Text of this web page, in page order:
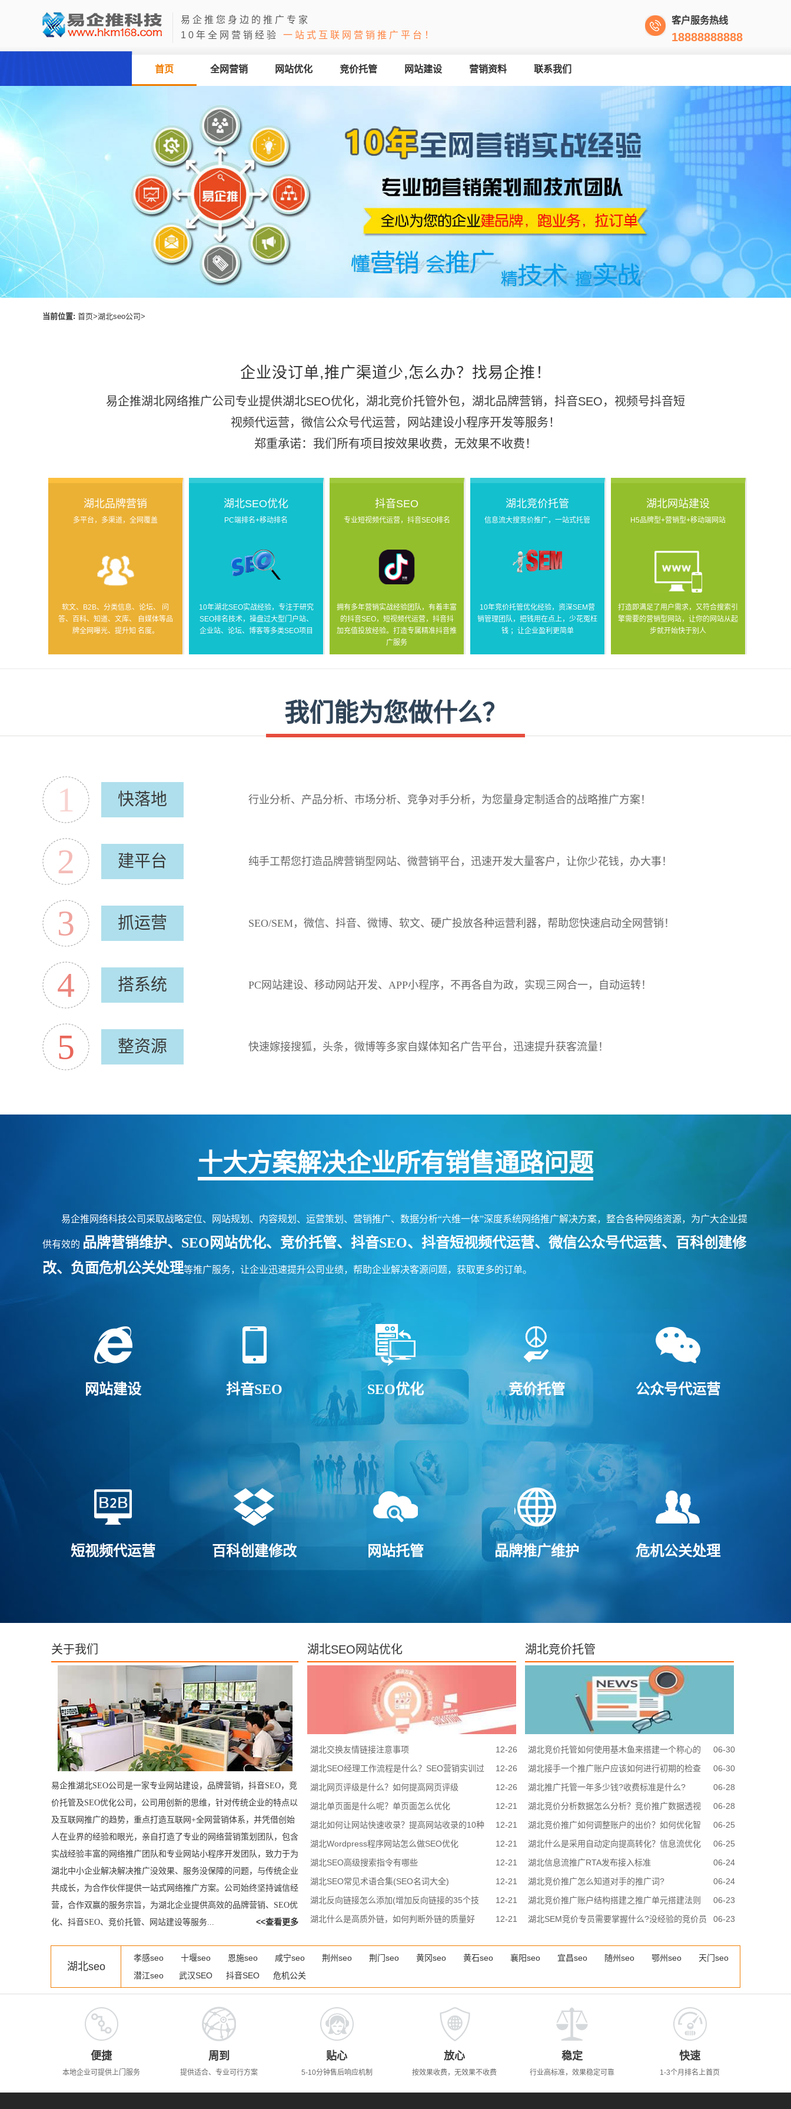
易企推您身边的推广专家
10年全网营销经验
一站式互联网营销推广平台！
客户服务热线
18888888888
首页 全网营销 网站优化 竞价托管 网站建设 营销资料 联系我们
当前位置: 首页>湖北seo公司>
企业没订单,推广渠道少,怎么办？找易企推！
易企推湖北网络推广公司专业提供湖北SEO优化，湖北竞价托管外包，湖北品牌营销，抖音SEO，视频号抖音短
视频代运营，微信公众号代运营，网站建设小程序开发等服务！
郑重承诺：我们所有项目按效果收费，无效果不收费！
湖北品牌营销
多平台，多渠道，全网覆盖
软文、B2B、分类信息、论坛、 问
答、百科、知道、文库、 自媒体等品
牌全网曝光、提升知 名度。
湖北SEO优化
PC端排名+移动排名
10年湖北SEO实战经验，专注于研究
SEO排名技术，操盘过大型门户站、
企业站、论坛、博客等多类SEO项目
抖音SEO
专业短视频代运营，抖音SEO排名
拥有多年营销实战经验团队，有着丰富
的抖音SEO，短视频代运营，抖音抖
加充值投放经验。打造专属精准抖音推
广服务
湖北竞价托管
信息流大搜竞价推广，一站式托管
10年竞价托管优化经验，资深SEM营
销管理团队，把钱用在点上，少花冤枉
钱 ；让企业盈利更简单
湖北网站建设
H5品牌型+营销型+移动端网站
打造即满足了用户需求，又符合搜索引
擎需要的营销型网站，让你的网站从起
步就开始快于别人
我们能为您做什么？
1 快落地 行业分析、产品分析、市场分析、竞争对手分析，为您量身定制适合的战略推广方案！
2 建平台 纯手工帮您打造品牌营销型网站、微营销平台，迅速开发大量客户，让你少花钱，办大事！
3 抓运营 SEO/SEM，微信、抖音、微博、软文、硬广投放各种运营利器，帮助您快速启动全网营销！
4 搭系统 PC网站建设、移动网站开发、APP小程序，不再各自为政，实现三网合一，自动运转！
5 整资源 快速嫁接搜狐，头条，微博等多家自媒体知名广告平台，迅速提升获客流量！
十大方案解决企业所有销售通路问题
易企推网络科技公司采取战略定位、网站规划、内容规划、运营策划、营销推广、数据分析“六维一体”深度系统网络推广解决方案，整合各种网络资源，为广大企业提
供有效的 品牌营销维护、SEO网站优化、竞价托管、抖音SEO、抖音短视频代运营、微信公众号代运营、百科创建修
改、负面危机公关处理等推广服务，让企业迅速提升公司业绩，帮助企业解决客源问题，获取更多的订单。
网站建设 抖音SEO SEO优化 竞价托管 公众号代运营
短视频代运营 百科创建修改 网站托管 品牌推广维护 危机公关处理
关于我们
易企推湖北SEO公司是一家专业网站建设，品牌营销，抖音SEO，竞
价托管及SEO优化公司，公司用创新的思维，针对传统企业的特点以
及互联网推广的趋势，重点打造互联网+全网营销体系，并凭借创始
人在业界的经验和眼光，亲自打造了专业的网络营销策划团队，包含
实战经验丰富的网络推广团队和专业网站小程序开发团队，致力于为
湖北中小企业解决解决推广没效果、服务没保障的问题，与传统企业
共成长，为合作伙伴提供一站式网络推广方案。公司始终坚持诚信经
营，合作双赢的服务宗旨，为湖北企业提供高效的品牌营销、SEO优
化、抖音SEO、竞价托管、网站建设等服务...
<<查看更多
湖北SEO网站优化
湖北交换友情链接注意事项
12-26
湖北SEO经理工作流程是什么？SEO营销实训过
程步骤？
12-26
湖北网页评级是什么？如何提高网页评级
12-26
湖北单页面是什么呢？单页面怎么优化
12-21
湖北如何让网站快速收录？提高网站收录的10种
方法
12-21
湖北Wordpress程序网站怎么做SEO优化
12-21
湖北SEO高级搜索指令有哪些
12-21
湖北SEO常见术语合集(SEO名词大全)
12-21
湖北反向链接怎么添加(增加反向链接的35个技
巧)
12-21
湖北什么是高质外链，如何判断外链的质量好
12-21
湖北竞价托管
湖北竞价托管如何使用基木鱼来搭建一个称心的
落地页？
06-30
湖北接手一个推广账户应该如何进行初期的检查
和熟悉呢?
06-30
湖北推广托管一年多少钱?收费标准是什么?
06-28
湖北竞价分析数据怎么分析？竞价推广数据透视
表怎么用?
06-28
湖北竞价推广如何调整账户的出价？如何优化智
能出价新老账户
06-25
湖北什么是采用自动定向提高转化？信息流优化
中心操作指南
06-25
湖北信息流推广RTA发布接入标准
06-24
湖北竞价推广怎么知道对手的推广词?
06-24
湖北竞价推广账户结构搭建之推广单元搭建法则
06-23
湖北SEM竞价专员需要掌握什么?没经验的竞价员
06-23
湖北seo
孝感seo 十堰seo 恩施seo 咸宁seo 荆州seo 荆门seo 黄冈seo 黄石seo 襄阳seo 宜昌seo 随州seo 鄂州seo
天门seo
潜江seo
武汉SEO 抖音SEO 危机公关
便捷
本地企业可提供上门服务
周到
提供适合、专业可行方案
贴心
5-10分钟售后响应机制
放心
按效果收费，无效果不收费
稳定
行业高标准，效果稳定可靠
快速
1-3个月排名上首页